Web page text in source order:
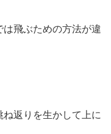
飛ぶための方法が違
返りを生かして上に